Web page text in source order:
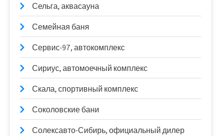
Сельга, аквасауна
Семейная баня
Сервис-97, автокомплекс
Сириус, автомоечный комплекс
Скала, спортивный комплекс
Соколовские бани
Солексавто-Сибирь, официальный дилер